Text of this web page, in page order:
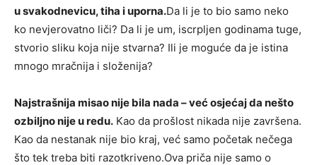
u svakodnevicu, tiha i uporna.Da li je to bio samo neko
ko nevjerovatno liči? Da li je um, iscrpljen godinama tuge,
stvorio sliku koja nije stvarna? Ili je moguće da je istina
mnogo mračnija i složenija?
Najstrašnija misao nije bila nada – već osjećaj da nešto
ozbiljno nije u redu. Kao da prošlost nikada nije završena.
Kao da nestanak nije bio kraj, već samo početak nečega
što tek treba biti razotkriveno.Ova priča nije samo o